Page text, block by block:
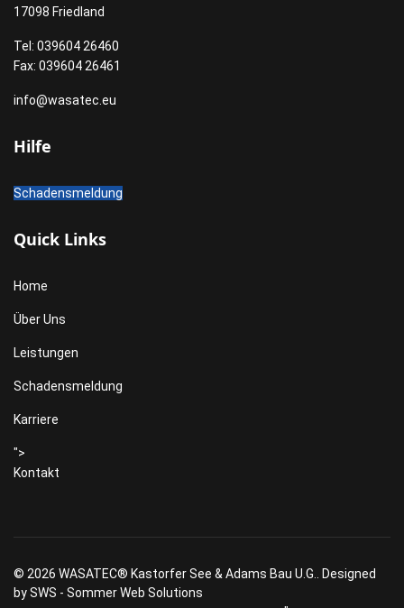
17098 Friedland
Tel: 039604 26460
Fax: 039604 26461
info@wasatec.eu
Hilfe
Schadensmeldung
Quick Links
Home
Über Uns
Leistungen
Schadensmeldung
Karriere
">
Kontakt
© 2026 WASATEC® Kastorfer See & Adams Bau U.G.. Designed
bySWS - Sommer Web Solutions